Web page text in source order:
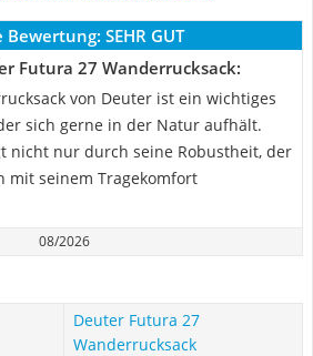
Bewertung: SEHR GUT
Futura 27 Wanderrucksack:
von Deuter ist ein wichtiges
sich gerne in der Natur aufhält.
nicht nur durch seine Robustheit, der
mit seinem Tragekomfort
08/2026
Deuter Futura 27
Wanderrucksack